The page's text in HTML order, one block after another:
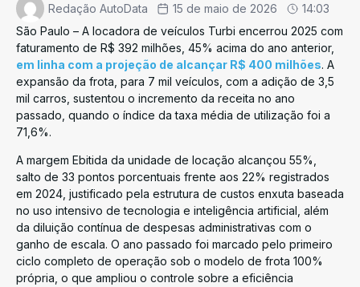
Redação AutoData 15 de maio de 2026
14:03
São Paulo – A locadora de veículos Turbi encerrou 2025 com
faturamento de R$ 392 milhões, 45% acima do ano anterior,
em linha com a projeção de alcançar R$ 400 milhões. A
expansão da frota, para 7 mil veículos, com a adição de 3,5
mil carros, sustentou o incremento da receita no ano
passado, quando o índice da taxa média de utilização foi a
71,6%.
A margem Ebitida da unidade de locação alcançou 55%,
salto de 33 pontos porcentuais frente aos 22% registrados
em 2024, justificado pela estrutura de custos enxuta baseada
no uso intensivo de tecnologia e inteligência artificial, além
da diluição contínua de despesas administrativas com o
ganho de escala. O ano passado foi marcado pelo primeiro
ciclo completo de operação sob o modelo de frota 100%
própria, o que ampliou o controle sobre a eficiência